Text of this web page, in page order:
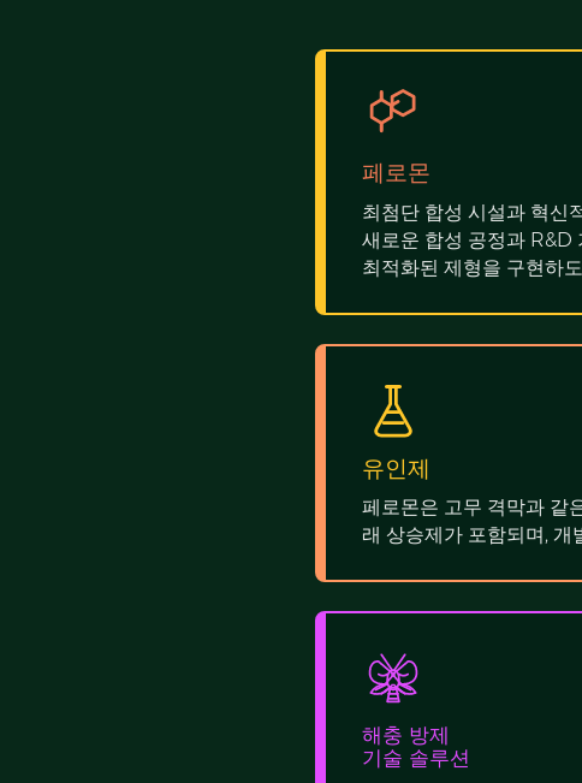
페로몬
최첨단 합성 시설과 혁신
새로운 합성 공정과 R&D
최적화된 제형을 구현하
유인제
페로몬은 고무 격막과 같
래 상승제가 포함되며,
해충 방제
기술 솔루션